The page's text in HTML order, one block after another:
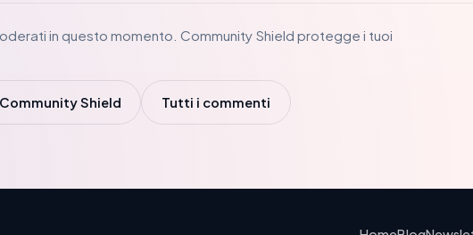
in questo momento. Community Shield protegge i tuoi
Shield Tutti i commenti